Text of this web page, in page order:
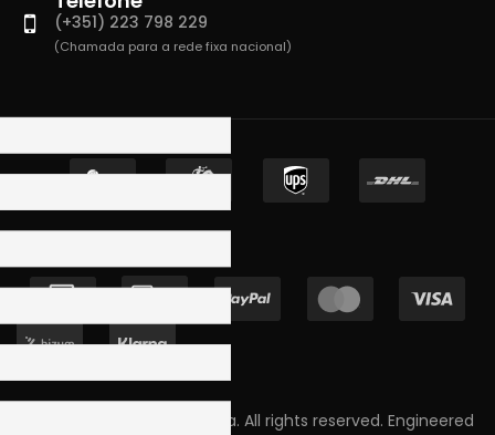
(+351) 223 798 229
(Chamada para a rede fixa nacional)
Copyright © 2023 Skpro, Lda. All rights reserved. Engineered